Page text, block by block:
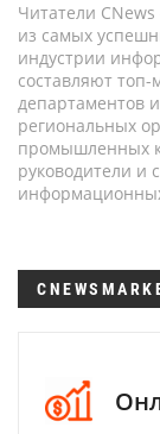
Читатели
из самых
индустрии
составляют
департаментов
региональных
промышленных
руководители и